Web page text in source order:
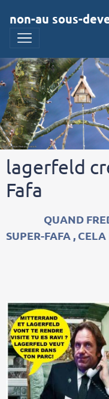
non-au sous-
lagerfeld
Fafa
QUAND
SUPER-FAFA ,